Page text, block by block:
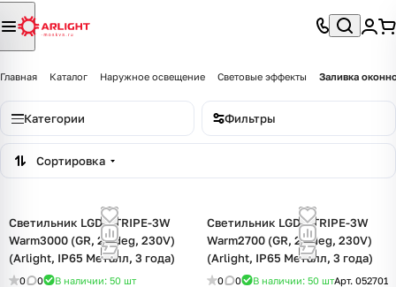
Главная Каталог Наружное освещение Световые эффекты Заливка
Категории Фильтры
Сортировка
Светильник LGD-STRIPE-3W
Warm3000 (GR, 20 deg, 230V)
(Arlight, IP65 Металл, 3 года)
0 0 В наличии: 50 шт
Светильник LGD-STRIPE-3W
Warm2700 (GR, 20 deg, 230V)
(Arlight, IP65 Металл, 3 года)
0 0 В наличии: 50 штАрт. 052701